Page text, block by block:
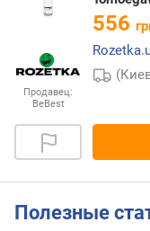
Продавец:
BeBest
556
Полезные